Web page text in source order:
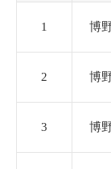
住房和
卫生
1 博
2 博
3 博